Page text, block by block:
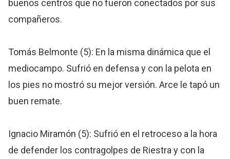
buenos centros que no fueron conectados por sus
compañeros.
Tomás Belmonte (5): En la misma dinámica que el
mediocampo. Sufrió en defensa y con la pelota en
los pies no mostró su mejor versión. Arce le tapó un
buen remate.
Ignacio Miramón (5): Sufrió en el retroceso a la hora
de defender los contragolpes de Riestra y con la